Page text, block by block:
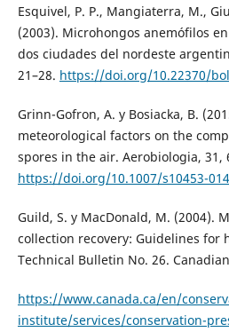
Esquivel, P. P., Mangiaterra, M.,
(2003). Microhongos anemófilos
dos ciudades del nordeste
21–28. https://doi.org/10.22370/
Grinn-Gofron, A. y Bosiacka, B.
meteorological factors on the
spores in the air. Aerobiologia, 31,
https://doi.org/10.1007/s10453-
Guild, S. y MacDonald, M. (2004).
collection recovery: Guidelines for
Technical Bulletin No. 26.
https://www.canada.ca/en/
institute/services/conservation-